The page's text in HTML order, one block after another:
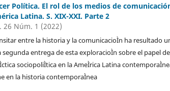
Política. El rol de los medios de
Latina. S. XIX-XXI. Parte 2
26 Núm. 1 (2022)
entre la historia y la comunicacioÌn ha resultado
segunda entrega de esta exploracioÌn sobre el papel
sociopoliÌtica en la AmeÌrica Latina
en la historia contemporaÌnea